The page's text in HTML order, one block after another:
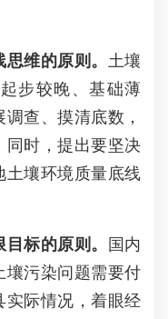
维的原则。 土壤
步较晚、基础薄
查、摸清底数，
同时，提出要坚决
土壤环境质量底线
标的原则。
国内
壤污染问题需要付
实际情况，着眼经